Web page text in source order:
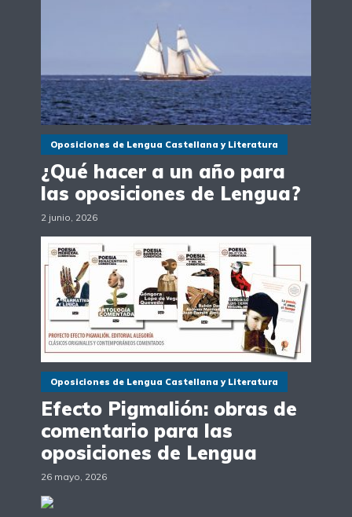
Oposiciones de Lengua Castellana y Literatura
¿Qué hacer a un año para
las oposiciones de Lengua?
2 junio, 2026
Oposiciones de Lengua Castellana y Literatura
Efecto Pigmalión: obras de
comentario para las
oposiciones de Lengua
26 mayo, 2026